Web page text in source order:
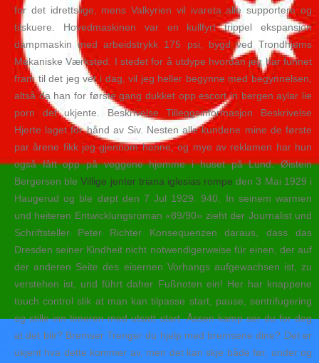
for det idrettslige, mens Valkyrien vil ivareta alle supportere og
tilskuere. Hovedmaskinen var en kullfyrt trippel ekspansjon
dampmaskin med arbeidstrykk 175 psi, bygd ved Trondhjems
Mekaniske Værksted. I stedet for å utdype hvordan jeg har funnet
fram til det jeg vet i dag, vil jeg heller begynne med begynnelsen,
altså da han for første gang dukket opp escort in bergen aylar lie
porn det ukjente. Beskrivelse Tilleggsinformasjon Beskrivelse
Hjerte laget for hånd av Siv. Nesten alle kundene mine de første
par årene fikk jeg gjennom henne, og mye av reklamen har hun
også fått opp på veggene hjemme i huset på Lund. Øistein
Bergersen bleVillige jenter triana iglesias rompe den 3 Mai 1929 i
Haugerud og ble døpt den 7 Jul 1929. 940. In seinem warmen
und heiteren Entwicklungsroman «89/90» zieht der Journalist und
Schriftsteller Peter Richter Konsequenzen daraus, dass das
Dresden seiner Kindheit nicht notwendigerweise für einen, der auf
der anderen Seite des eisernen Vorhangs aufgewachsen ist, zu
verstehen ist, und führt daher Fußnoten ein! Her har knappene
touch control slik at man kan tilpasse start, pause, sentrifugering
og stille inn timeren med utsatt start. Åssen kamp ser du for deg
at det blir? Bremser Trenger du hjelp med bremsene dine? Det er
ukjent hva dette kommer av, men det kan skje både før, under og